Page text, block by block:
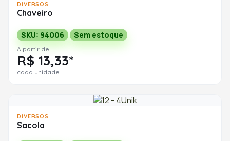
DIVERSOS
Chaveiro
SKU: 94006 Sem estoque
A partir de
R$ 13,33*
cada unidade
DIVERSOS
Sacola